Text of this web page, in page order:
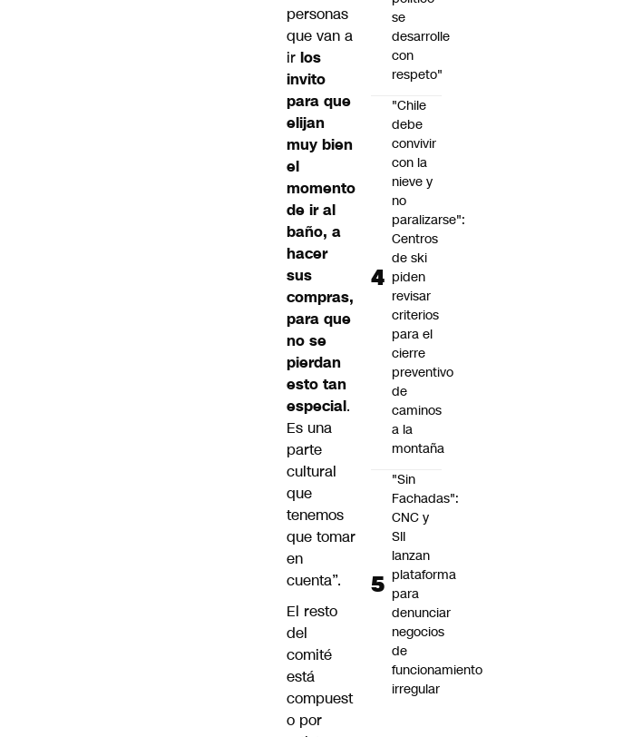
personas
que van a
ir los
invito
para que
elijan
muy bien
el
momento
de ir al
baño, a
hacer
sus
compras,
para que
no se
pierdan
esto tan
especial.
Es una
parte
cultural
que
tenemos
que tomar
en
cuenta”.
El resto
del
comité
está
compuest
o por
se
desarrolle
con
respeto"
"Chile
debe
convivir
con la
nieve y
no
paralizarse":
Centros
de ski
piden
revisar
criterios
para el
cierre
preventivo
de
caminos
a la
montaña
"Sin
Fachadas":
CNC y
SII
lanzan
plataforma
para
denunciar
negocios
de
funcionamiento
irregular